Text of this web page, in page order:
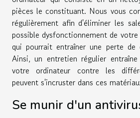
pièces le constituant. Nous vous
régulièrement afin d'éliminer les
possible dysfonctionnement de
qui pourrait entraîner une perte de
Ainsi, un entretien régulier
votre ordinateur contre les
peuvent s'incruster dans ces
Se munir d'un